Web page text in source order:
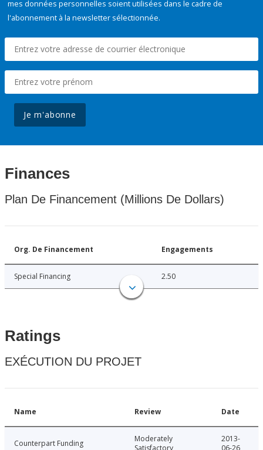
mes données personnelles soient utilisées dans le cadre de
l'abonnement à la newsletter sélectionnée.
Je m'abonne
Finances
Plan De Financement (Millions De Dollars)
Org. De Financement Engagements
Special Financing 2.50
Ratings
EXÉCUTION DU PROJET
Name Review Date
Counterpart Funding
Moderately
2013-